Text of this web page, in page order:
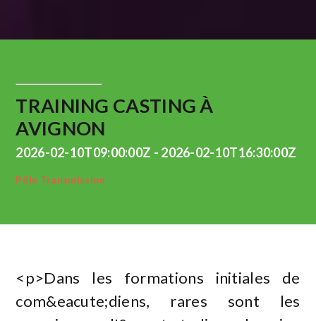
TRAINING CASTING À
AVIGNON
2026-02-10T09:00:00Z - 2026-02-10T16:30:00Z
Pôle Transmission
<p>Dans les formations initiales de
com&eacute;diens, rares sont les